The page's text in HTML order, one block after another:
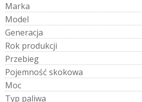
Marka
Model
Generacja
Rok produkcji
Przebieg
Pojemność skokowa
Moc
Typ paliwa